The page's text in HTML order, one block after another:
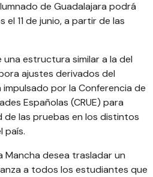
de Guadalajara podrá
11 de junio, a partir de las
una estructura similar a la del
ajustes derivados del
por la Conferencia de
Españolas (CRUE) para
de las pruebas en los distintos
país.
Mancha desea trasladar un
a todos los estudiantes que